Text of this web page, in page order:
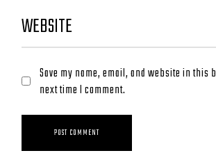
Save my name, email, and website in this
next time I comment.
POST COMMENT